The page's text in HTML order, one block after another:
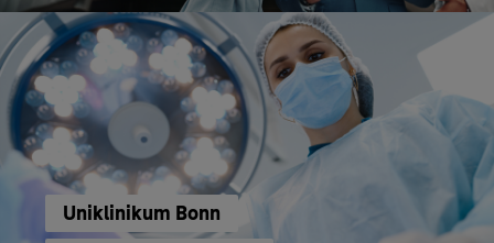
Uniklinikum Bonn